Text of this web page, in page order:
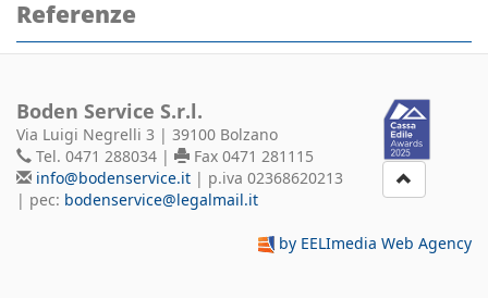
Referenze
Boden Service S.r.l.
Via Luigi Negrelli 3 | 39100 Bolzano
Tel. 0471 288034 |
Fax 0471 281115
info@bodenservice.it | p.iva 02368620213
| pec: bodenservice@legalmail.it
by EELImedia Web Agency